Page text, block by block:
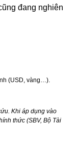
đang nghiên
(USD, vàng…).
Khi áp dụng vào
thức (SBV, Bộ Tài